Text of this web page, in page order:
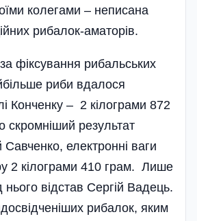
колегами – неписана
рибалок-аматорів.
фіксування рибальських
риби вдалося
Конченку – 2 кілограми 872
результат
Савченко, електронні ваги
2 кілограми 410 грам. Лише
нього відстав Сергій Вадець.
рибалок, яким